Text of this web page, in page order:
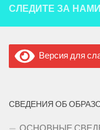
СЛЕДИТЕ ЗА
Версия для
СВЕДЕНИЯ ОБ